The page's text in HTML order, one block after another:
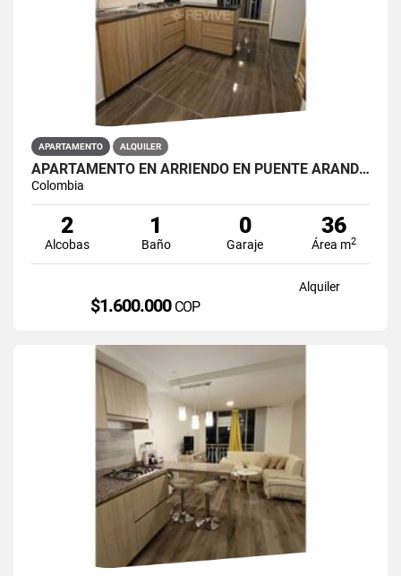
APARTAMENTO ALQUILER
APARTAMENTO EN ARRIENDO EN PUENTE ARANDA PRIMAVERA 6-39
Colombia
2
Alcobas
1
Baño
0
Garaje
36
Área m2
Alquiler
$1.600.000 COP